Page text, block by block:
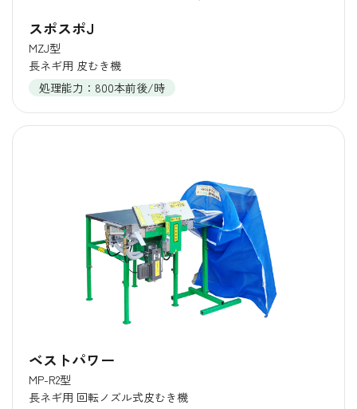
スポスポJ
MZJ型
長ネギ用 皮むき機
処理能力：800本前後/時
ベストパワー
MP-R2型
長ネギ用 回転ノズル式皮むき機